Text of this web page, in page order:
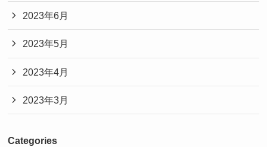
2023年6月
2023年5月
2023年4月
2023年3月
Categories